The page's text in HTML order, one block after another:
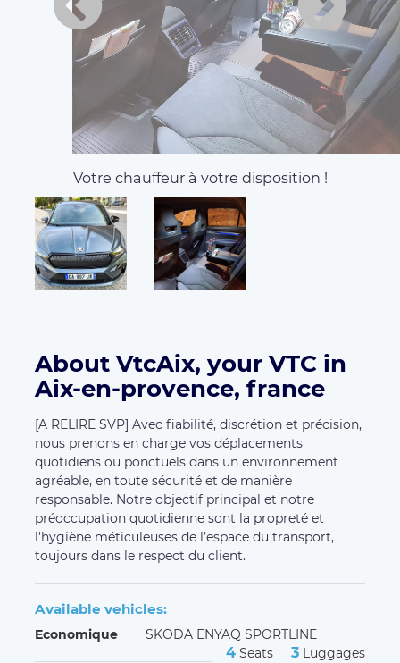
Votre chauffeur à votre disposition !
About VtcAix, your VTC in
Aix-en-provence, france
[A RELIRE SVP] Avec fiabilité, discrétion et précision,
nous prenons en charge vos déplacements
quotidiens ou ponctuels dans un environnement
agréable, en toute sécurité et de manière
responsable. Notre objectif principal et notre
préoccupation quotidienne sont la propreté et
l'hygiène méticuleuses de l’espace du transport,
toujours dans le respect du client.
Available vehicles:
Economique SKODA ENYAQ SPORTLINE
4 Seats 3 Luggages